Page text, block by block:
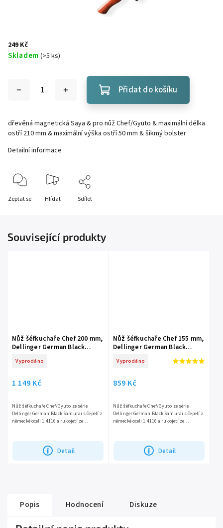
249 Kč
Skladem (>5 ks)
Přidat do košíku
dřevěná magnetická Saya & pro nůž Chef/Gyuto & maximální délka
ostří 210 mm & maximální výška ostří 50 mm & šikmý bolster
Detailní informace
Zeptat se Hlídat Sdílet
Související produkty
Nůž šéfkuchaře Chef 200 mm,
Dellinger German Black
Vyprodáno
1 149 Kč
Detail
Nůž šéfkuchaře Chef/Gyuto ze série
Dellinger German Black Samurai s čepelí z
německé oceli 1.4116 a rukojetí ze
Nůž šéfkuchaře Chef 155 mm,
Dellinger German Black
Vyprodáno
859 Kč
Detail
Nůž šéfkuchaře Chef/Gyuto ze série
Dellinger German Black Samurai s čepelí z
německé oceli 1.4116 a rukojetí ze
Popis Hodnocení Diskuze